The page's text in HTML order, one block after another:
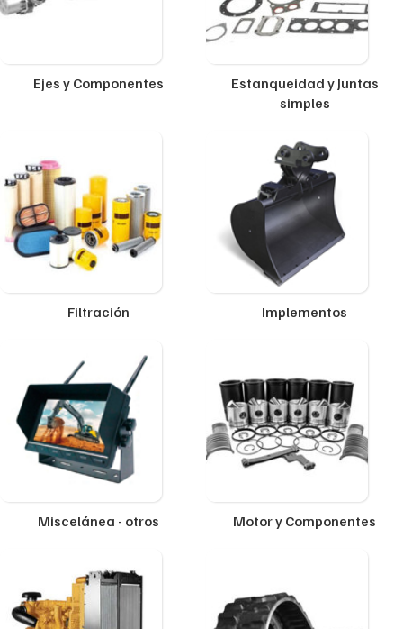
Ejes y Componentes
Estanqueidad y Juntas
simples
Filtración Implementos
Miscelánea - otros Motor y Componentes